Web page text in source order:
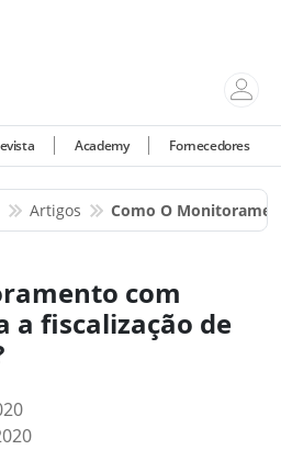
Academy Fornecedores
Artigos Como O
com
a fiscalização de